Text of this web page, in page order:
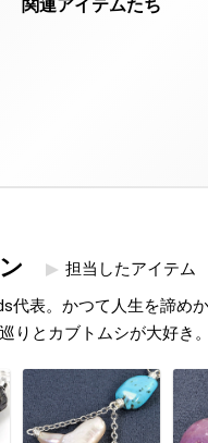
担当したアイテム
代表。かつて人生を諦め
りとカブトムシが大好き